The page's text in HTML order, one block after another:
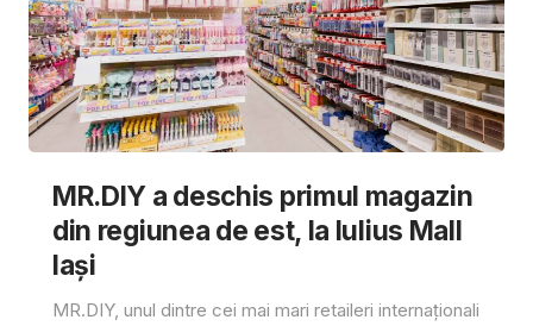
MR.DIY a deschis primul magazin
din regiunea de est, la Iulius Mall
Iași
MR.DIY, unul dintre cei mai mari retaileri internaționali